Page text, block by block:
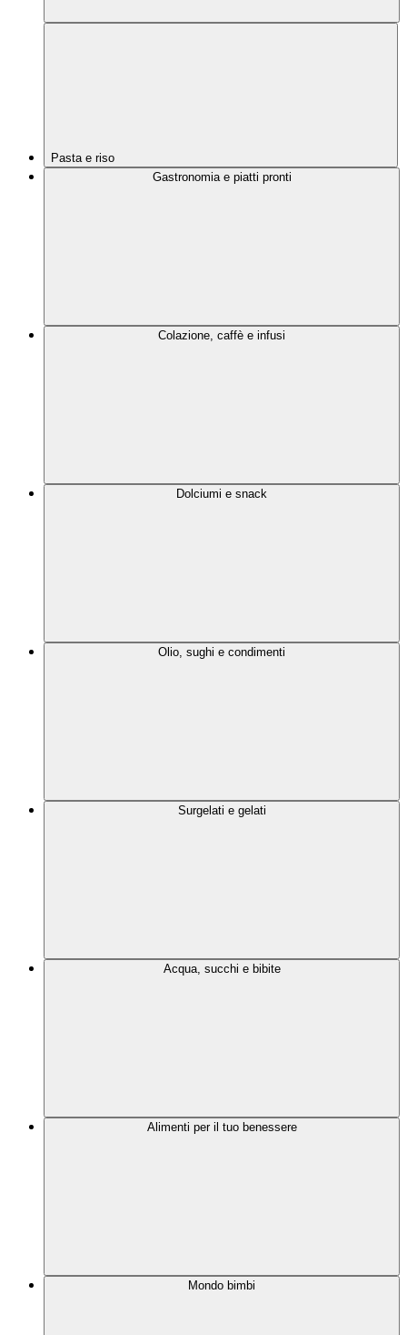
Pasta e riso
Gastronomia e piatti pronti
Colazione, caffè e infusi
Dolciumi e snack
Olio, sughi e condimenti
Surgelati e gelati
Acqua, succhi e bibite
Alimenti per il tuo benessere
Mondo bimbi